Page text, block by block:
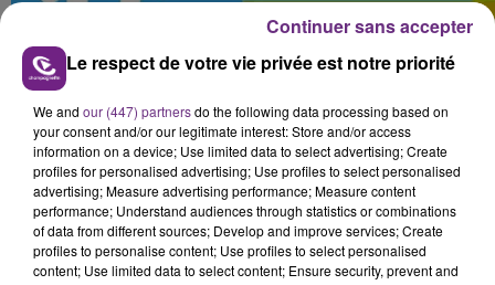
Le respect de votre vie privée est notre priorité
We and our (447) partnersdo the following data processing based on
your consent and/or our legitimate interest: Store and/or access
information on a device; Use limited data to select advertising; Create
profiles for personalised advertising; Use profiles to select personalised
advertising; Measure advertising performance; Measure content
performance; Understand audiences through statistics or combinations
of data from different sources; Develop and improve services; Create
profiles to personalise content; Use profiles to select personalised
content; Use limited data to select content; Ensure security, prevent and
Continuer sans accepter